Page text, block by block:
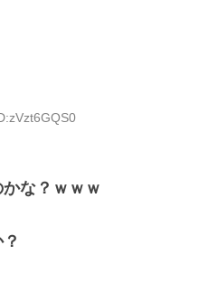
な？ｗｗｗ